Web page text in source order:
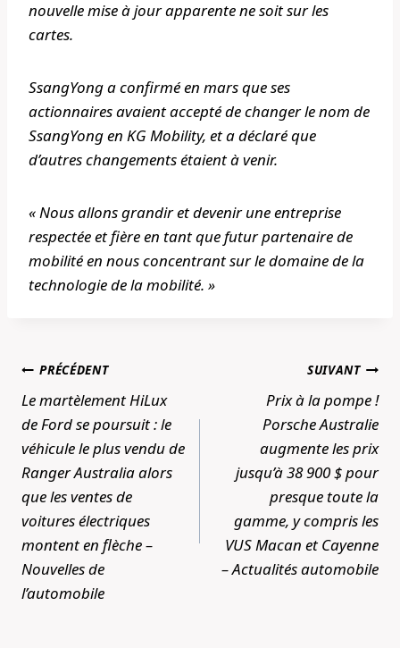
nouvelle mise à jour apparente ne soit sur les
cartes.
SsangYong a confirmé en mars que ses
actionnaires avaient accepté de changer le nom de
SsangYong en KG Mobility, et a déclaré que
d’autres changements étaient à venir.
« Nous allons grandir et devenir une entreprise
respectée et fière en tant que futur partenaire de
mobilité en nous concentrant sur le domaine de la
technologie de la mobilité. »
Navigation
de
l’article
PRÉCÉDENT
Le martèlement HiLux
de Ford se poursuit : le
véhicule le plus vendu de
Ranger Australia alors
que les ventes de
voitures électriques
montent en flèche –
Nouvelles de
l’automobile
SUIVANT
Prix ​​à la pompe !
Porsche Australie
augmente les prix
jusqu’à 38 900 $ pour
presque toute la
gamme, y compris les
VUS Macan et Cayenne
– Actualités automobile